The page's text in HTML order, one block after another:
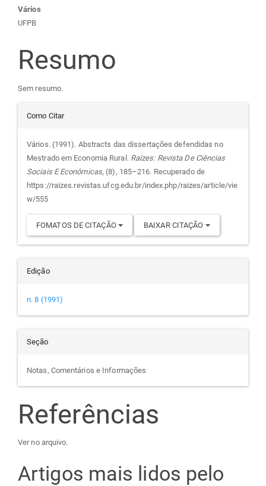
Conteúdo
do
artigo
principal
Vários
UFPB
Resumo
Sem resumo.
Detalhes
do
artigo
Como Citar
Vários. (1991). Abstracts das dissertações defendidas no
Mestrado em Economia Rural. Raízes: Revista De Ciências
Sociais E Econômicas, (8), 185–216. Recuperado de
https://raizes.revistas.ufcg.edu.br/index.php/raizes/article/vie
w/555
FOMATOS DE CITAÇÃO BAIXAR CITAÇÃO
Edição
n. 8 (1991)
Seção
Notas, Comentários e Informações
Referências
Ver no arquivo.
Artigos mais lidos pelo